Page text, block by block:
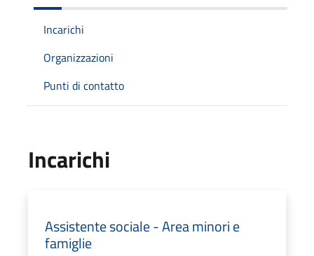
Incarichi
Organizzazioni
Punti di contatto
Incarichi
Assistente sociale - Area minori e
famiglie